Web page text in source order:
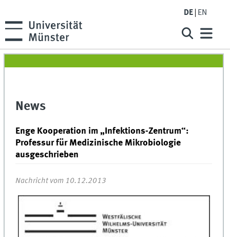
DE EN
News
Enge Kooperation im „Infektions-Zentrum“:
Professur für Medizinische Mikrobiologie
ausgeschrieben
Nachricht vom 10.12.2013